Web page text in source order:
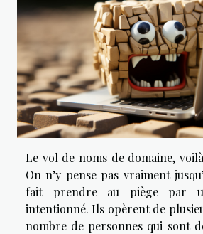
Le vol de noms de domaine,
On n’y pense pas vraiment
fait prendre au piège par
intentionné. Ils opèrent de
nombre de personnes qui sont